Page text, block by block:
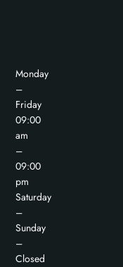
Monday
–
Friday
09:00
am
–
09:00
pm
Saturday
–
Sunday
–
Closed